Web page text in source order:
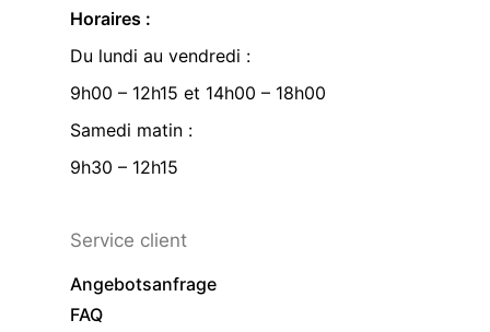
Horaires :
Du lundi au vendredi :
9h00 – 12h15 et 14h00 – 18h00
Samedi matin :
9h30 – 12h15
Service client
Angebotsanfrage
FAQ